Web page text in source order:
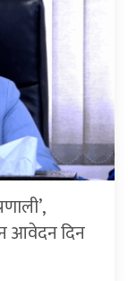
आवेदन दिन